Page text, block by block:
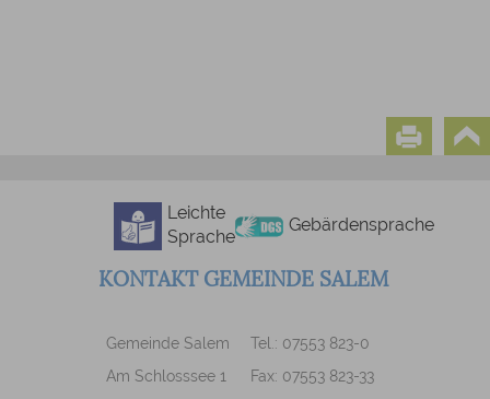
Leichte
Sprache
Gebärdensprache
KONTAKT GEMEINDE SALEM
Gemeinde Salem
Tel.: 07553 823-0
Am Schlosssee 1
Fax: 07553 823-33